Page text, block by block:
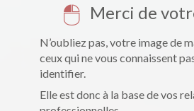
Merci de
N’oubliez pas, votre image de
ceux qui ne vous connaissent
identifier.
Elle est donc à la base de vos